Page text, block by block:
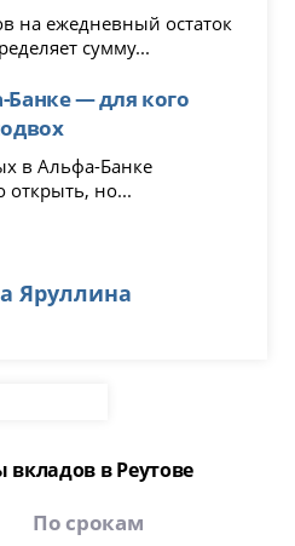
на ежедневный остаток
сумму...
Банке — для кого
в Альфа-Банке
открыть, но...
Яруллина
в Реутове
По срокам